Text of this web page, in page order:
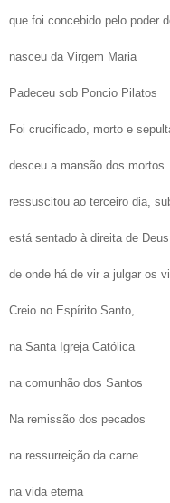
que foi concebido pelo poder
nasceu da Virgem Maria
Padeceu sob Poncio Pilatos
Foi crucificado, morto e
desceu a mansão dos mortos
ressuscitou ao terceiro dia,
está sentado à direita de
de onde há de vir a julgar os
Creio no Espírito Santo,
na Santa Igreja Católica
na comunhão dos Santos
Na remissão dos pecados
na ressurreição da carne
na vida eterna